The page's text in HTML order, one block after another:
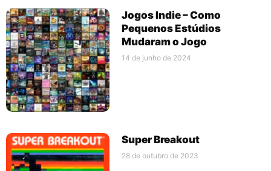
Jogos Indie – Como
Pequenos Estúdios
Mudaram o Jogo
14 de junho de 2024
Super Breakout
28 de outubro de 2023